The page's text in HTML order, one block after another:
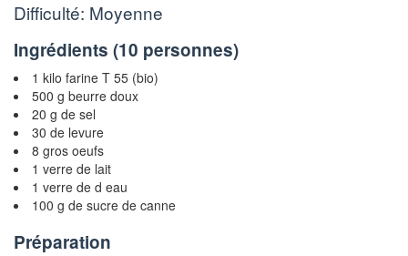
Difficulté: Moyenne
Ingrédients (10 personnes)
1 kilo farine T 55 (bio)
500 g beurre doux
20 g de sel
30 de levure
8 gros oeufs
1 verre de lait
1 verre de d eau
100 g de sucre de canne
Préparation